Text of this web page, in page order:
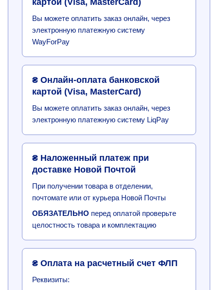
Вы можете оплатить заказ онлайн, через
электронную платежную систему
WayForPay
₴ Онлайн-оплата банковской
картой (Visa, MasterCard)
Вы можете оплатить заказ онлайн, через
электронную платежную систему LiqPay
₴ Наложенный платеж при
доставке Новой Почтой
При получении товара в отделении,
почтомате или от курьера Новой Почты
ОБЯЗАТЕЛЬНО перед оплатой проверьте
целостность товара и комплектацию
₴ Оплата на расчетный счет ФЛП
Реквизиты: